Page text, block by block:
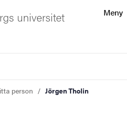
Meny
universitet
person Jörgen Tholin